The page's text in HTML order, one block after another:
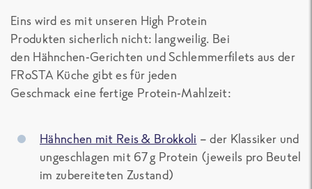
Eins wird es mit unseren High Protein
Produkten sicherlich nicht: langweilig. Bei
den Hähnchen-Gerichten und Schlemmerfilets aus der
FRoSTA Küche gibt es für jeden
Geschmack eine fertige Protein-Mahlzeit:
Hähnchen mit Reis & Brokkoli – der Klassiker und
ungeschlagen mit 67 g Protein (jeweils pro Beutel
im zubereiteten Zustand)